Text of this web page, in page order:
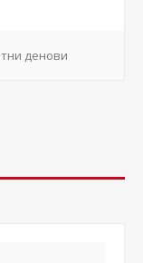
денови